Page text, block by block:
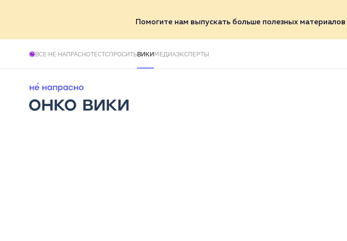
Помогите нам выпускать больше полезных материалов
ВСЕ НЕ НАПРАСНОТЕСТСПРОСИТЬВИКИМЕДИАЭКСПЕРТЫ